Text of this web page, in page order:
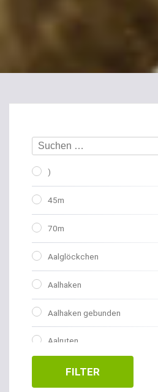
)
45m
70m
Aalglöckchen
Aalhaken
Aalhaken gebunden
Aalruten
Abhakmatten
FILTER